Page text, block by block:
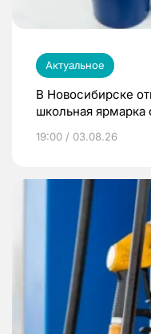
Актуальное
В Новосибирске
школьная ярмарка
19:00 / 03.08.26